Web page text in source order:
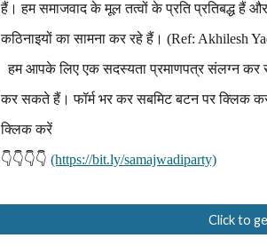
हैं। हम समाजवाद के मूल तत्वों के प्रति प्रतिबद्ध हैं
कठिनाइयों का सामना कर रहे हैं। (Ref: Akhilesh
हम आपके लिए एक सदस्यता प्रमाणपत्र संलग्न
कर सकते हैं। फॉर्म भर कर सबमिट बटन पर क्लिक
क्लिक करें
👇👇👇👇(https://bit.ly/samajwadiparty)
Click to